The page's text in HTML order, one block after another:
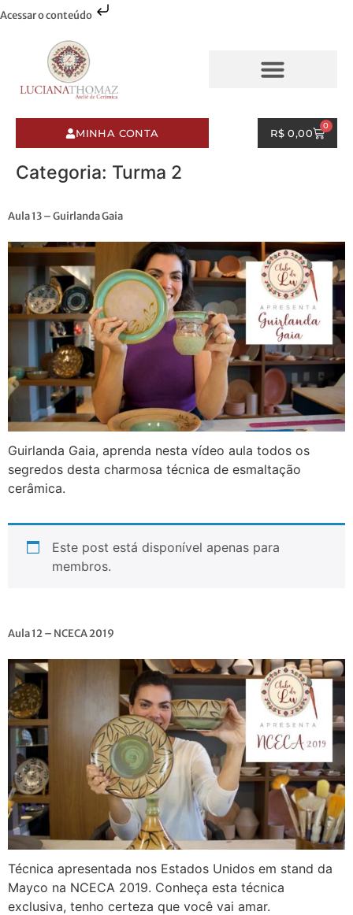
Acessar o conteúdo
MINHA CONTA R$0,00
0
Categoria: Turma 2
Aula 13 – Guirlanda Gaia
Guirlanda Gaia, aprenda nesta vídeo aula todos os
segredos desta charmosa técnica de esmaltação
cerâmica.
Este post está disponível apenas para
membros.
Aula 12 – NCECA 2019
Técnica apresentada nos Estados Unidos em stand da
Mayco na NCECA 2019. Conheça esta técnica
exclusiva, tenho certeza que você vai amar.